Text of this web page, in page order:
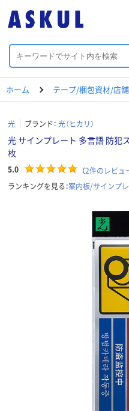
ホーム テープ/梱包資材/店
光 ブランド： 光（ヒカリ）
光 サインプレート 多言語 防犯
枚
5.0 （2件のレビュ
ランキングを見る：案内板/サインプ